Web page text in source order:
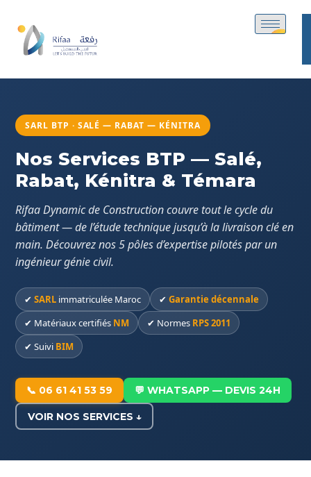
SARL BTP · SALÉ — RABAT — KÉNITRA
Nos Services BTP — Salé,
Rabat, Kénitra & Témara
Rifaa Dynamic de Construction couvre tout le cycle du
bâtiment — de l’étude technique jusqu’à la livraison clé en
main. Découvrez nos 5 pôles d’expertise pilotés par un
ingénieur génie civil.
✔ SARL immatriculée Maroc ✔ Garantie décennale
✔ Matériaux certifiés NM ✔ Normes RPS 2011
✔ Suivi BIM
📞 06 61 41 53 59 💬 WHATSAPP — DEVIS 24H
VOIR NOS SERVICES ↓